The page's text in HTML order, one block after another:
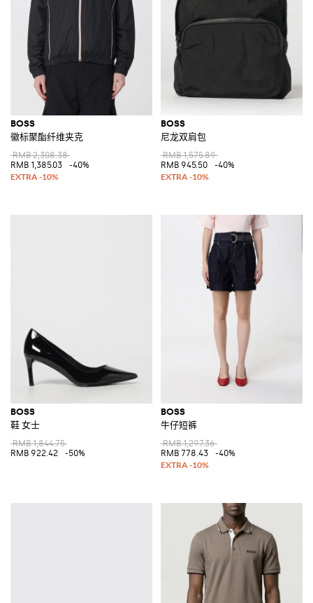
BOSS
徽标聚酯纤维夹克
RMB 2,308.38
RMB 1,385.03
-40%
BOSS
尼龙双肩包
RMB 1,575.89
RMB 945.50
-40%
BOSS
鞋 女士
RMB 1,844.75
RMB 922.42
-50%
BOSS
牛仔短裤
RMB 1,297.36
RMB 778.43
-40%